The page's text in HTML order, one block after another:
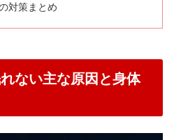
対策まとめ
ない主な原因と身体